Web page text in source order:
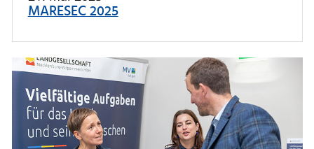
MARESEC 2025